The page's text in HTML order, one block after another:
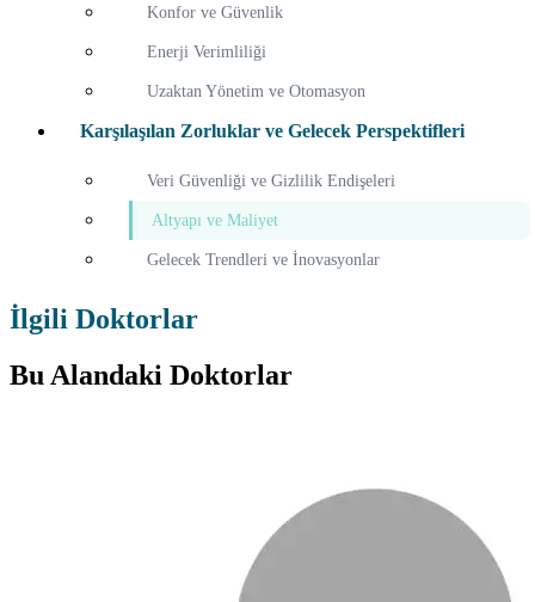
Konfor ve Güvenlik
Enerji Verimliliği
Uzaktan Yönetim ve Otomasyon
Karşılaşılan Zorluklar ve Gelecek Perspektifleri
Veri Güvenliği ve Gizlilik Endişeleri
Altyapı ve Maliyet
Gelecek Trendleri ve İnovasyonlar
İlgili Doktorlar
Bu Alandaki Doktorlar